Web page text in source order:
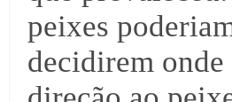
peixes
decidirem